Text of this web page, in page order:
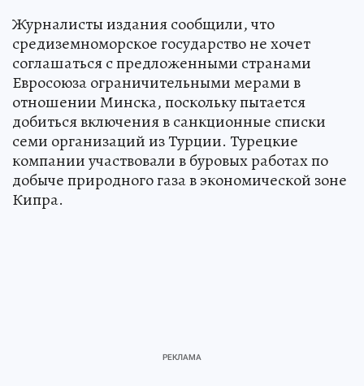
Журналисты издания сообщили, что
средиземноморское государство не хочет
соглашаться с предложенными странами
Евросоюза ограничительными мерами в
отношении Минска, поскольку пытается
добиться включения в санкционные списки
семи организаций из Турции. Турецкие
компании участвовали в буровых работах по
добыче природного газа в экономической зоне
Кипра.